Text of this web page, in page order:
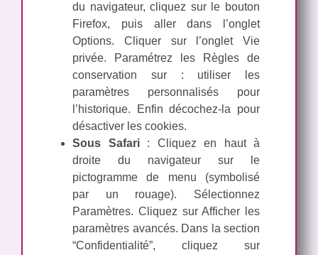
du navigateur, cliquez sur le bouton
Firefox, puis aller dans l’onglet
Options. Cliquer sur l’onglet Vie
privée. Paramétrez les Règles de
conservation sur : utiliser les
paramètres personnalisés pour
l’historique. Enfin décochez-la pour
désactiver les cookies.
Sous Safari: Cliquez en haut à
droite du navigateur sur le
pictogramme de menu (symbolisé
par un rouage). Sélectionnez
Paramètres. Cliquez sur Afficher les
paramètres avancés. Dans la section
“Confidentialité”, cliquez sur